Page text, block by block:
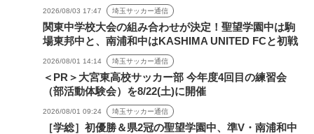
2026/08/03 17:47 埼玉サッカー通信
関東中学校大会の組み合わせが決定！聖望学園中は駒
場東邦中と、南浦和中はKASHIMA UNITED FCと初戦
2026/08/01 14:14 埼玉サッカー通信
＜PR＞大宮東高校サッカー部 今年度4回目の練習会
（部活動体験会）を8/22(土)に開催
2026/08/01 09:24 埼玉サッカー通信
［学総］初優勝＆県2冠の聖望学園中、準V・南浦和中